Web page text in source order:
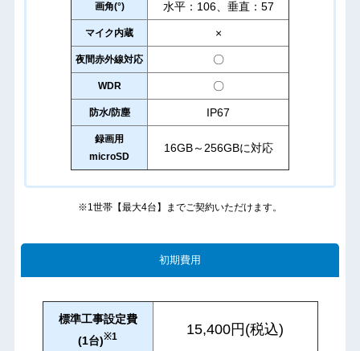
画角(°) 水平：106、垂直：57
マイク内蔵 ×
夜間赤外線対応 〇
WDR 〇
防水/防塵 IP67
録画用
microSD
16GB～256GBに対応
※1世帯【最大4台】までご契約いただけます。
初期費用
標準工事設定費
(1台)※1 15,400円(税込)